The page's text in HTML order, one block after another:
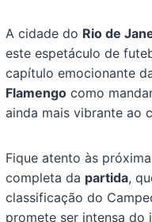
A cidade do Rio de
este espetáculo de
capítulo emocionante
Flamengo como
ainda mais vibrante ao
Fique atento às
completa da partida,
classificação do
promete ser intensa do